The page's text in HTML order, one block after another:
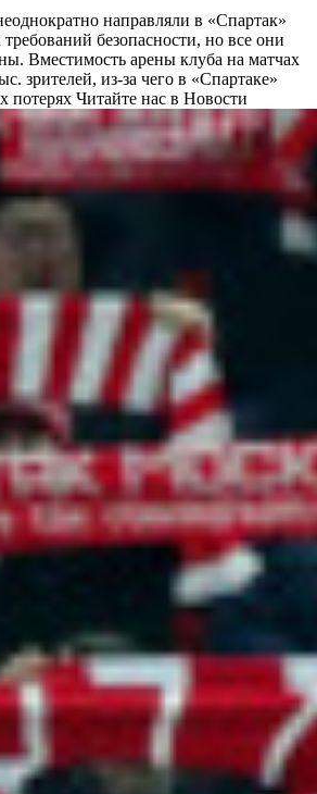
направляли в «Спартак»
безопасности, но все они
Вместимость арены клуба на матчах
зрителей, из-за чего в «Спартаке»
потерях Читайте нас в Новости